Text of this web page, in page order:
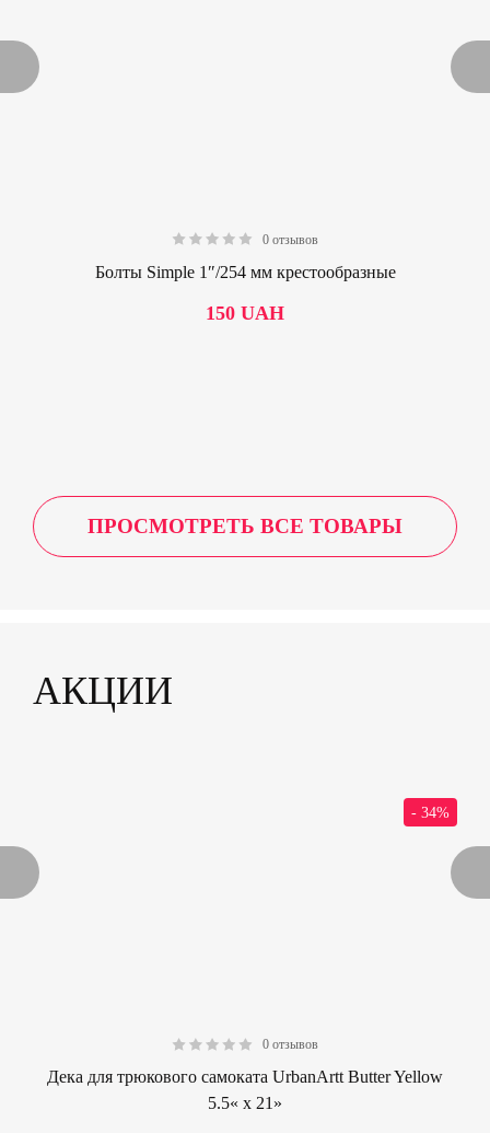
0 отзывов
Болты Simple 1″/254 мм крестообразные
150 UAH
ПРОСМОТРЕТЬ ВСЕ ТОВАРЫ
АКЦИИ
- 34%
0 отзывов
Дека для трюкового самоката UrbanArtt Butter Yellow
5.5« x 21»